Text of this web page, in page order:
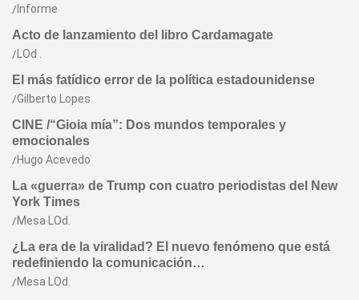
Informe
Acto de lanzamiento del libro Cardamagate
LOd .
El más fatídico error de la política estadounidense
Gilberto Lopes
CINE /“Gioia mía”: Dos mundos temporales y
emocionales
Hugo Acevedo
La «guerra» de Trump con cuatro periodistas del New
York Times
Mesa LOd.
¿La era de la viralidad? El nuevo fenómeno que está
redefiniendo la comunicación…
Mesa LOd.